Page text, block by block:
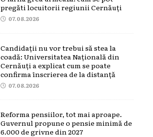
pregăti locuitorii regiunii Cernăuți
07.08.2026
Candidații nu vor trebui să stea la
coadă: Universitatea Națională din
Cernăuți a explicat cum se poate
confirma înscrierea de la distanță
07.08.2026
Reforma pensiilor, tot mai aproape.
Guvernul propune o pensie minimă de
6.000 de grivne din 2027